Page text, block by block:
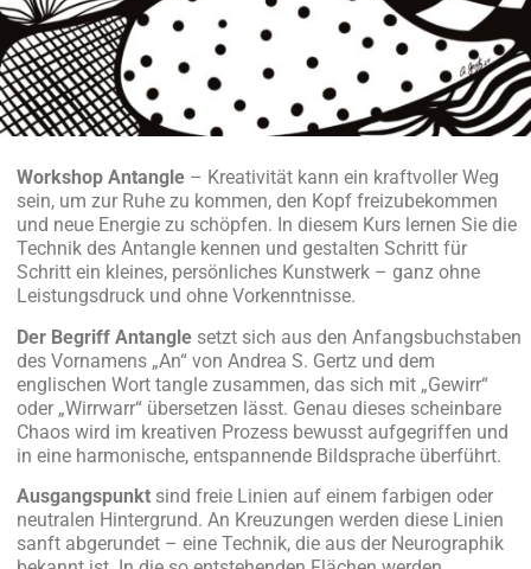
Workshop Antangle – Kreativität kann ein kraftvoller Weg
sein, um zur Ruhe zu kommen, den Kopf freizubekommen
und neue Energie zu schöpfen. In diesem Kurs lernen Sie die
Technik des Antangle kennen und gestalten Schritt für
Schritt ein kleines, persönliches Kunstwerk – ganz ohne
Leistungsdruck und ohne Vorkenntnisse.
Der Begriff Antangle setzt sich aus den Anfangsbuchstaben
des Vornamens „An“ von Andrea S. Gertz und dem
englischen Wort tangle zusammen, das sich mit „Gewirr“
oder „Wirrwarr“ übersetzen lässt. Genau dieses scheinbare
Chaos wird im kreativen Prozess bewusst aufgegriffen und
in eine harmonische, entspannende Bildsprache überführt.
Ausgangspunkt sind freie Linien auf einem farbigen oder
neutralen Hintergrund. An Kreuzungen werden diese Linien
sanft abgerundet – eine Technik, die aus der Neurographik